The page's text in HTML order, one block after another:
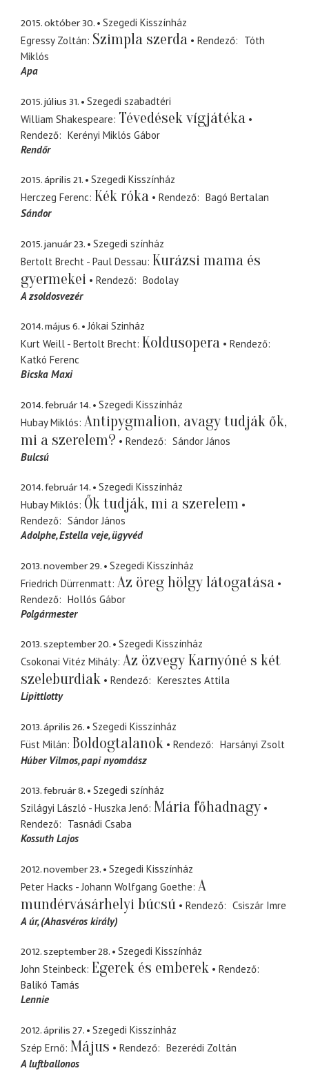
2015. október 30.
Szegedi Kisszínház
Egressy Zoltán Szimpla szerda Rendező
Tóth
Miklós
Apa
2015. július 31.
Szegedi szabadtéri
William Shakespeare Tévedések vígjátéka
Rendező
Kerényi Miklós Gábor
Rendőr
2015. április 21.
Szegedi Kisszínház
Herczeg Ferenc Kék róka Rendező
Bagó Bertalan
Sándor
2015. január 23.
Szegedi színház
Bertolt Brecht - Paul Dessau Kurázsi mama és
gyermekei
Rendező
Bodolay
A zsoldosvezér
2014. május 6.
Jókai Szinház
Kurt Weill - Bertolt Brecht Koldusopera
Rendező
Katkó Ferenc
Bicska Maxi
2014. február 14.
Szegedi Kisszínház
Hubay Miklós Antipygmalion, avagy tudják ők,
mi a szerelem?
Rendező
Sándor János
Bulcsú
2014. február 14.
Szegedi Kisszínház
Hubay Miklós Ők tudják, mi a szerelem
Rendező
Sándor János
Adolphe Estella veje, ügyvéd
2013. november 29.
Szegedi Kisszínház
Friedrich Dürrenmatt Az öreg hölgy látogatása
Rendező
Hollós Gábor
Polgármester
2013. szeptember 20.
Szegedi Kisszínház
Csokonai Vitéz Mihály Az özvegy Karnyóné s két
szeleburdiak
Rendező
Keresztes Attila
Lipittlotty
2013. április 26.
Szegedi Kisszínház
Füst Milán Boldogtalanok Rendező
Harsányi Zsolt
Húber Vilmos papi nyomdász
2013. február 8.
Szegedi színház
Szilágyi László - Huszka Jenő Mária főhadnagy
Rendező
Tasnádi Csaba
Kossuth Lajos
2012. november 23.
Szegedi Kisszínház
Peter Hacks - Johann Wolfgang Goethe A
mundérvásárhelyi búcsú
Rendező
Csiszár Imre
A úr (Ahasvéros király)
2012. szeptember 28.
Szegedi Kisszínház
John Steinbeck Egerek és emberek
Rendező
Balikó Tamás
Lennie
2012. április 27.
Szegedi Kisszínház
Szép Ernő Május Rendező
Bezerédi Zoltán
A luftballonos